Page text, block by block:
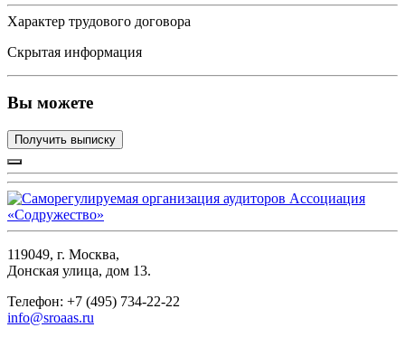
Характер трудового договора
Скрытая информация
Вы можете
Получить выписку
119049, г. Москва,
Донская улица, дом 13.
Телефон: +7 (495) 734-22-22
info@sroaas.ru